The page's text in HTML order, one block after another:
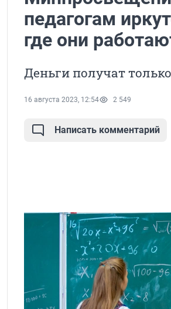
педагогам
где они
Деньги получат
16 августа 2023, 12:54 2 549
Написать комментарий